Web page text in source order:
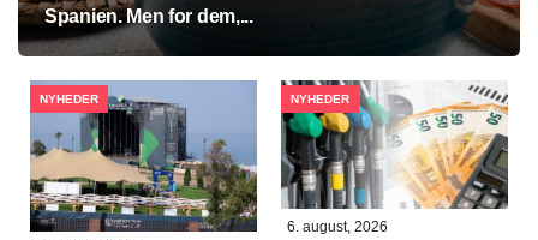
Spanien. Men for dem,...
NYHEDER NYHEDER
6. august, 2026